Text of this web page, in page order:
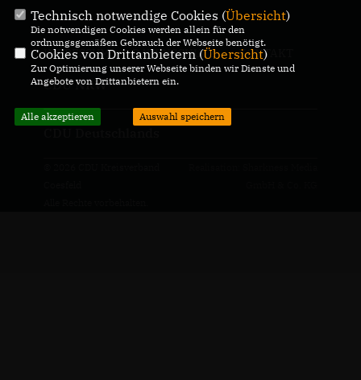
IMPRESSUM DATENSCHUTZ KONTAKT
CDU NRW
Technisch notwendige Cookies (Übersicht)
Die notwendigen Cookies werden allein für den
ordnungsgemäßen Gebrauch der Webseite benötigt.
Cookies von Drittanbietern (Übersicht)
Zur Optimierung unserer Webseite binden wir Dienste und
Angebote von Drittanbietern ein.
Alle akzeptieren Auswahl speichern